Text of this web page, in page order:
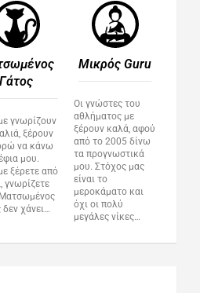
Γάτος​
γνωρίζουν
ξέρουν
να κάνω
μου.
ξέρετε από
γνωρίζετε
δεν χάνει…
Μικρός Guru​
Οι γνώστες του
αθλήματος με
ξέρουν καλά, αφού
από το 2005 δίνω
τα προγνωστικά
μου. Στόχος μας
είναι το
μεροκάματο και
όχι οι πολύ
μεγάλες νίκες…